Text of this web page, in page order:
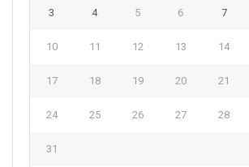
3 4 5 6 7
10 11 12 13 14
17 18 19 20 21
24 25 26 27 28
31